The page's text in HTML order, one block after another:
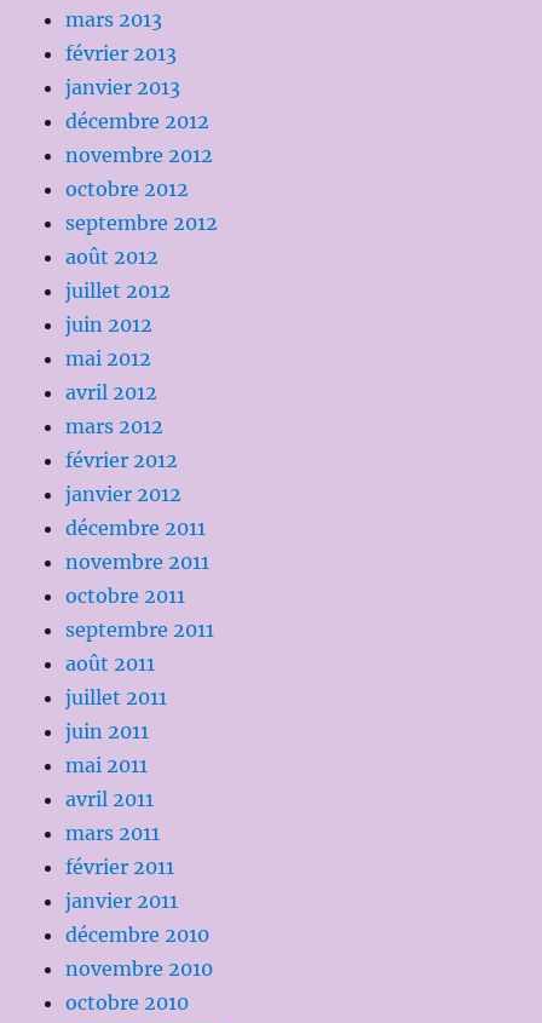
mars 2013
février 2013
janvier 2013
décembre 2012
novembre 2012
octobre 2012
septembre 2012
août 2012
juillet 2012
juin 2012
mai 2012
avril 2012
mars 2012
février 2012
janvier 2012
décembre 2011
novembre 2011
octobre 2011
septembre 2011
août 2011
juillet 2011
juin 2011
mai 2011
avril 2011
mars 2011
février 2011
janvier 2011
décembre 2010
novembre 2010
octobre 2010